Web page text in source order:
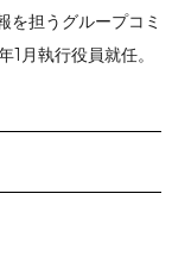
担うグループコミ
月執行役員就任。